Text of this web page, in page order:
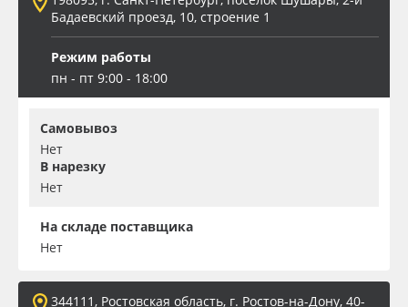
Бадаевский проезд, 10, строение 1
Режим работы
пн - пт 9:00 - 18:00
Самовывоз
Нет
В нарезку
Нет
На складе поставщика
Нет
344111, Ростовская область, г. Ростов-на-Дону, 40-